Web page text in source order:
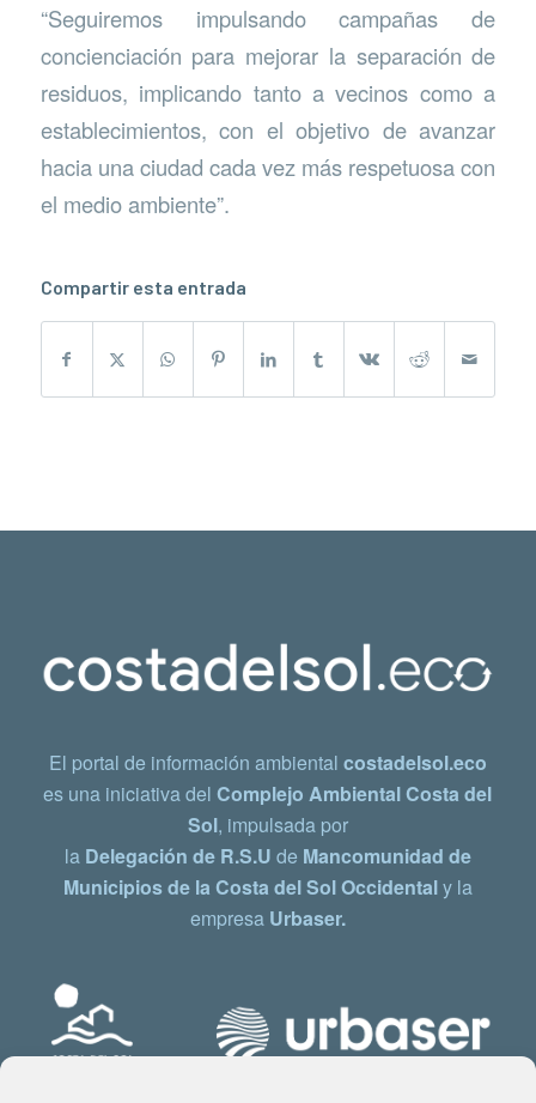
“Seguiremos impulsando campañas de
concienciación para mejorar la separación de
residuos, implicando tanto a vecinos como a
establecimientos, con el objetivo de avanzar
hacia una ciudad cada vez más respetuosa con
el medio ambiente”.
Compartir esta entrada
El portal de información ambiental costadelsol.eco
es una iniciativa delComplejo Ambiental Costa del
Sol, impulsada por
la Delegación de R.S.U de Mancomunidad de
Municipios de la Costa del Sol Occidentaly la
empresa Urbaser.